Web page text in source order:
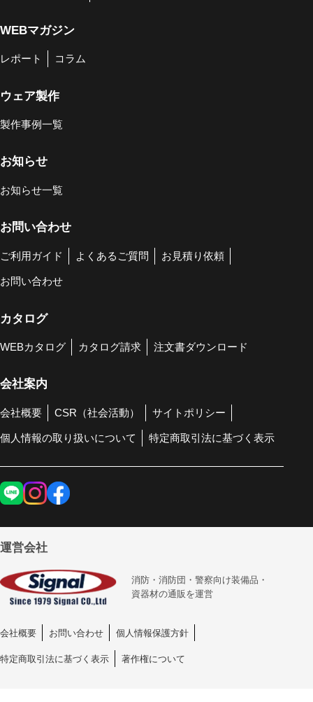
WEBマガジン
レポート コラム
ウェア製作
製作事例一覧
お知らせ
お知らせ一覧
お問い合わせ
ご利用ガイド よくあるご質問 お見積り依頼
お問い合わせ
カタログ
WEBカタログ カタログ請求 注文書ダウンロード
会社案内
会社概要 CSR（社会活動） サイトポリシー
個人情報の取り扱いについて 特定商取引法に基づく表示
運営会社
消防・消防団・警察向け装備品・
資器材の通販を運営
会社概要 お問い合わせ 個人情報保護方針
特定商取引法に基づく表示 著作権について